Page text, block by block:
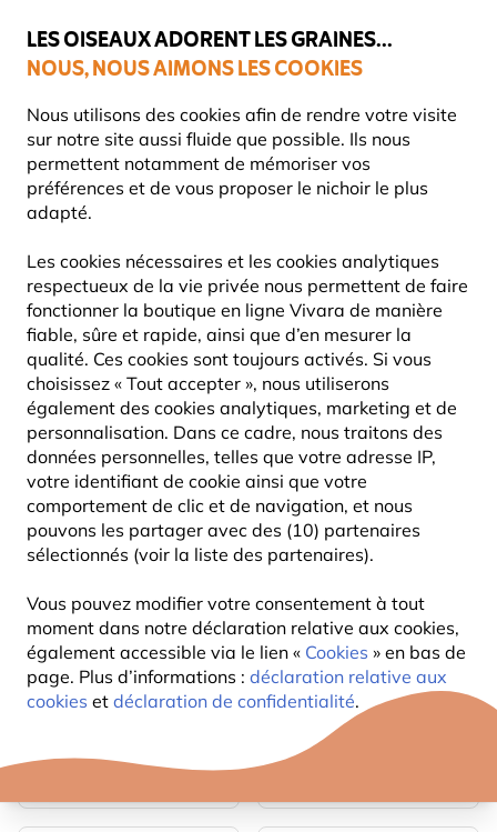
LES OISEAUX ADORENT LES GRAINES...
NOUS, NOUS AIMONS LES COOKIES
Nous utilisons des cookies afin de rendre votre visite
sur notre site aussi fluide que possible. Ils nous
permettent notamment de mémoriser vos
préférences et de vous proposer le nichoir le plus
adapté.
Les cookies nécessaires et les cookies analytiques
respectueux de la vie privée nous permettent de faire
fonctionner la boutique en ligne Vivara de manière
fiable, sûre et rapide, ainsi que d’en mesurer la
qualité. Ces cookies sont toujours activés. Si vous
choisissez « Tout accepter », nous utiliserons
également des cookies analytiques, marketing et de
personnalisation. Dans ce cadre, nous traitons des
données personnelles, telles que votre adresse IP,
votre identifiant de cookie ainsi que votre
comportement de clic et de navigation, et nous
pouvons les partager avec des (10) partenaires
sélectionnés (voir la liste des partenaires).
Vous pouvez modifier votre consentement à tout
moment dans notre déclaration relative aux cookies,
également accessible via le lien « Cookies » en bas de
page. Plus d’informations : déclaration relative aux
cookies et déclaration de confidentialité.
catégories.
Livraison express gratuite dès 59 €
Nichoirs
NICHOIRS POUR MÉSANGES BLEUES
15 Produits
Nichoir Bonaire 28 mm
22,99
15% DE RÉDUCTION
Kit de construction
nichoir Nala
16,99
19,99